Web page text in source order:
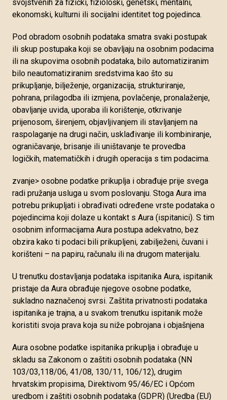
svojstvenih za fizički, fiziološki, genetski, mentalni,
ekonomski, kulturni ili socijalni identitet tog pojedinca.
Pod obradom osobnih podataka smatra svaki postupak
ili skup postupaka koji se obavljaju na osobnim podacima
ili na skupovima osobnih podataka, bilo automatiziranim
bilo neautomatiziranim sredstvima kao što su
prikupljanje, bilježenje, organizacija, strukturiranje,
pohrana, prilagodba ili izmjena, povlačenje, pronalaženje,
obavljanje uvida, uporaba ili korištenje, otkrivanje
prijenosom, širenjem, objavljivanjem ili stavljanjem na
raspolaganje na drugi način, usklađivanje ili kombiniranje,
ograničavanje, brisanje ili uništavanje te provedba
logičkih, matematičkih i drugih operacija s tim podacima.
zvanje> osobne podatke prikuplja i obrađuje prije svega
radi pružanja usluga u svom poslovanju. Stoga Aura ima
potrebu prikupljati i obrađivati određene vrste podataka o
pojedincima koji dolaze u kontakt s Aura (ispitanici). S tim
osobnim informacijama Aura postupa adekvatno, bez
obzira kako ti podaci bili prikupljeni, zabilježeni, čuvani i
korišteni – na papiru, računalu ili na drugom materijalu.
U trenutku dostavljanja podataka ispitanika Aura, ispitanik
pristaje da Aura obrađuje njegove osobne podatke,
sukladno naznačenoj svrsi. Zaštita privatnosti podataka
ispitanika je trajna, a u svakom trenutku ispitanik može
koristiti svoja prava koja su niže pobrojana i objašnjena
Aura osobne podatke ispitanika prikuplja i obrađuje u
skladu sa Zakonom o zaštiti osobnih podataka (NN
103/03,118/06, 41/08, 130/11, 106/12), drugim
hrvatskim propisima, Direktivom 95/46/EC i Općom
uredbom i zaštiti osobnih podataka (GDPR) (Uredba (EU)